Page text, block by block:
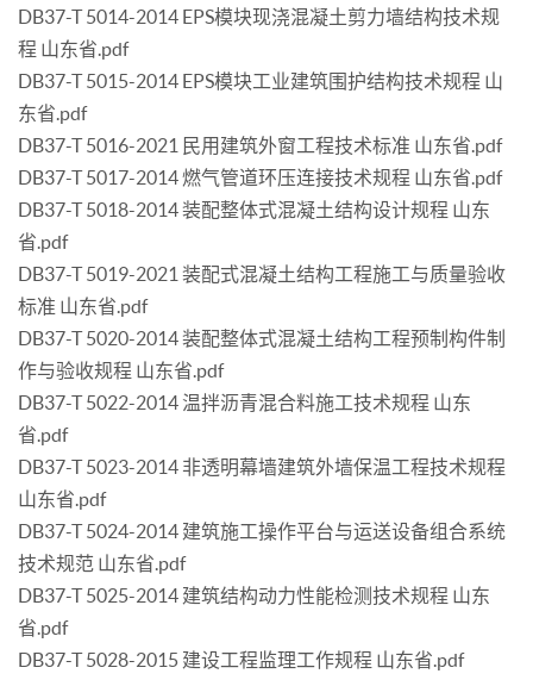
DB37-T 5014-2014 EPS模块现浇混凝土剪力墙结构技术规
程 山东省.pdf
DB37-T 5015-2014 EPS模块工业建筑围护结构技术规程 山
东省.pdf
DB37-T 5016-2021 民用建筑外窗工程技术标准 山东省.pdf
DB37-T 5017-2014 燃气管道环压连接技术规程 山东省.pdf
DB37-T 5018-2014 装配整体式混凝土结构设计规程 山东
省.pdf
DB37-T 5019-2021 装配式混凝土结构工程施工与质量验收
标准 山东省.pdf
DB37-T 5020-2014 装配整体式混凝土结构工程预制构件制
作与验收规程 山东省.pdf
DB37-T 5022-2014 温拌沥青混合料施工技术规程 山东
省.pdf
DB37-T 5023-2014 非透明幕墙建筑外墙保温工程技术规程
山东省.pdf
DB37-T 5024-2014 建筑施工操作平台与运送设备组合系统
技术规范 山东省.pdf
DB37-T 5025-2014 建筑结构动力性能检测技术规程 山东
省.pdf
DB37-T 5028-2015 建设工程监理工作规程 山东省.pdf